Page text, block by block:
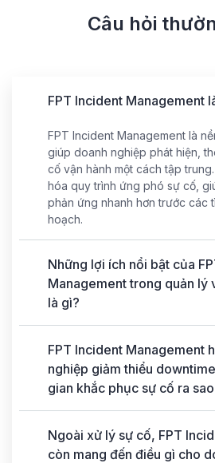
Câu hỏi
FPT Incident Management
FPT Incident Management là
giúp doanh nghiệp phát hiện,
cố vận hành một cách tập
hóa quy trình ứng phó sự cố,
phản ứng nhanh hơn trước các
hoạch.
Những lợi ích nổi bật của
Management trong quản lý
là gì?
FPT Incident Management
nghiệp giảm thiểu
gian khắc phục sự cố ra
Ngoài xử lý sự cố, FPT
còn mang đến điều gì cho